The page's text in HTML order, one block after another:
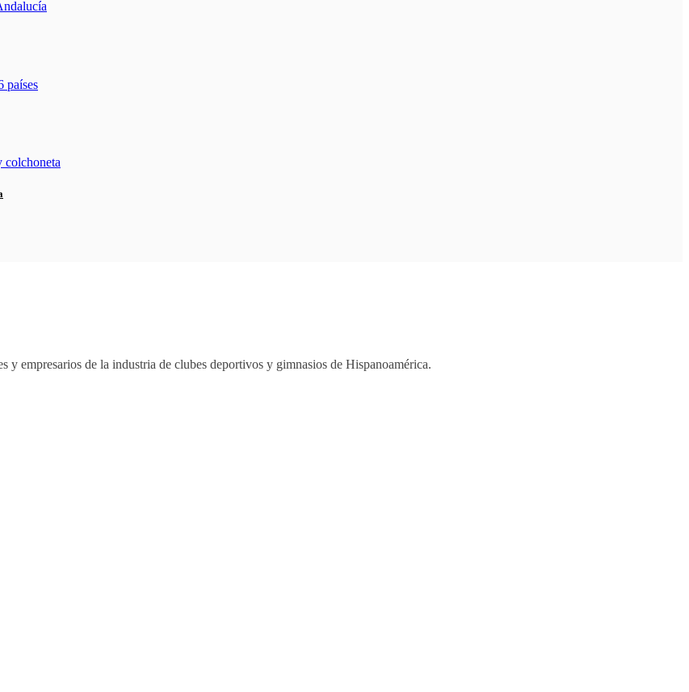
empresarios de la industria de clubes deportivos y gimnasios de Hispanoamérica.